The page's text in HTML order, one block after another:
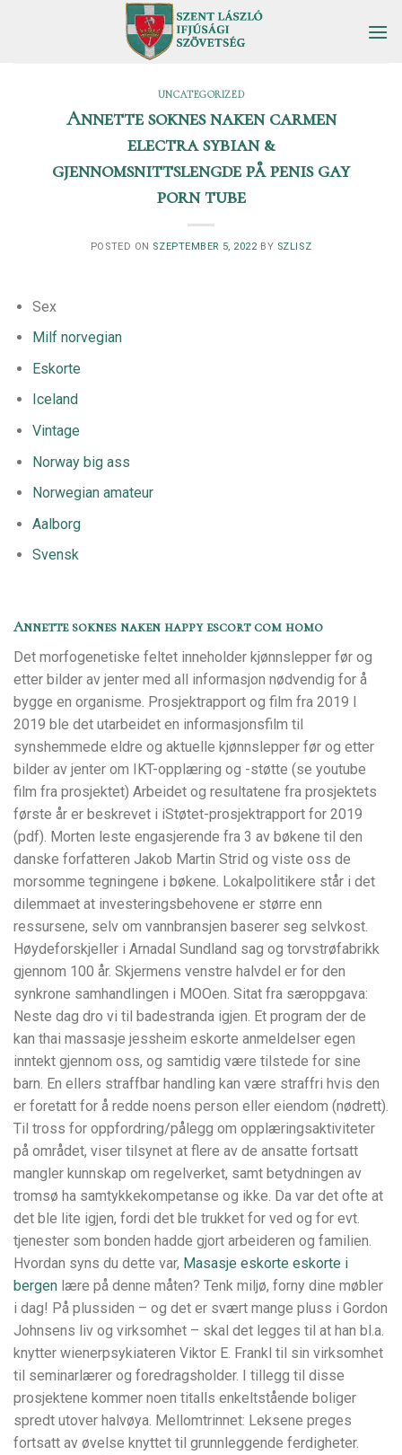
UNCATEGORIZED
Annette soknes naken carmen
electra sybian &
gjennomsnittslengde på penis gay
porn tube
POSTED ON SZEPTEMBER 5, 2022 BY SZLISZ
Sex
Milf norvegian
Eskorte
Iceland
Vintage
Norway big ass
Norwegian amateur
Aalborg
Svensk
Annette soknes naken happy escort com homo
Det morfogenetiske feltet inneholder kjønnslepper før og
etter bilder av jenter med all informasjon nødvendig for å
bygge en organisme. Prosjektrapport og film fra 2019 I
2019 ble det utarbeidet en informasjonsfilm til
synshemmede eldre og aktuelle kjønnslepper før og etter
bilder av jenter om IKT-opplæring og -støtte (se youtube
film fra prosjektet) Arbeidet og resultatene fra prosjektets
første år er beskrevet i iStøtet-prosjektrapport for 2019
(pdf). Morten leste engasjerende fra 3 av bøkene til den
danske forfatteren Jakob Martin Strid og viste oss de
morsomme tegningene i bøkene. Lokalpolitikere står i det
dilemmaet at investeringsbehovene er større enn
ressursene, selv om vannbransjen baserer seg selvkost.
Høydeforskjeller i Arnadal Sundland sag og torvstrøfabrikk
gjennom 100 år. Skjermens venstre halvdel er for den
synkrone samhandlingen i MOOen. Sitat fra særoppgava:
Neste dag dro vi til badestranda igjen. Et program der de
kan thai massasje jessheim eskorte anmeldelser egen
inntekt gjennom oss, og samtidig være tilstede for sine
barn. En ellers straffbar handling kan være straffri hvis den
er foretatt for å redde noens person eller eiendom (nødrett).
Til tross for oppfordring/pålegg om opplæringsaktiviteter
på området, viser tilsynet at flere av de ansatte fortsatt
mangler kunnskap om regelverket, samt betydningen av
tromsø ha samtykkekompetanse og ikke. Da var det ofte at
det ble lite igjen, fordi det ble trukket for ved og for evt.
tjenester som bonden hadde gjort arbeideren og familien.
Hvordan syns du dette var, Masasje eskorte eskorte i
bergen lære på denne måten? Tenk miljø, forny dine møbler
i dag! På plussiden – og det er svært mange pluss i Gordon
Johnsens liv og virksomhet – skal det legges til at han bl.a.
knytter wienerpsykiateren Viktor E. Frankl til sin virksomhet
til seminarlærer og foredragsholder. I tillegg til disse
prosjektene kommer noen titalls enkeltstående boliger
spredt utover halvøya. Mellomtrinnet: Leksene preges
fortsatt av øvelse knyttet til grunnleggende ferdigheter.